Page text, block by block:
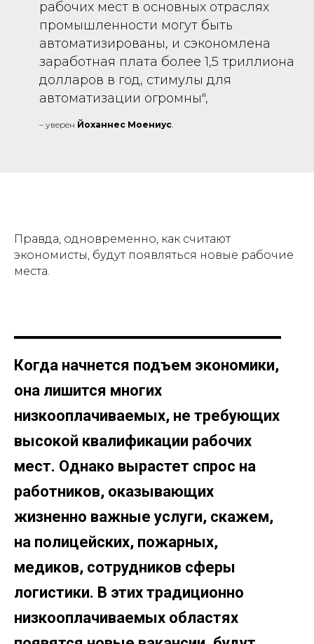
рабочих мест в основных отраслях
промышленности могут быть
автоматизированы, и сэкономлена
заработная плата более 1,5 триллиона
долларов в год, стимулы для
автоматизации огромны",
– уверен Йоханнес Моениус.
Правда, одновременно, как считают
экономисты, будут появляться новые рабочие
места.
Когда начнется подъем экономики,
она лишится многих
низкооплачиваемых, не требующих
высокой квалификации рабочих
мест. Однако вырастет спрос на
работников, оказывающих
жизненно важные услуги, скажем,
на полицейских, пожарных,
медиков, сотрудников сферы
логистики. В этих традиционно
низкооплачиваемых областях